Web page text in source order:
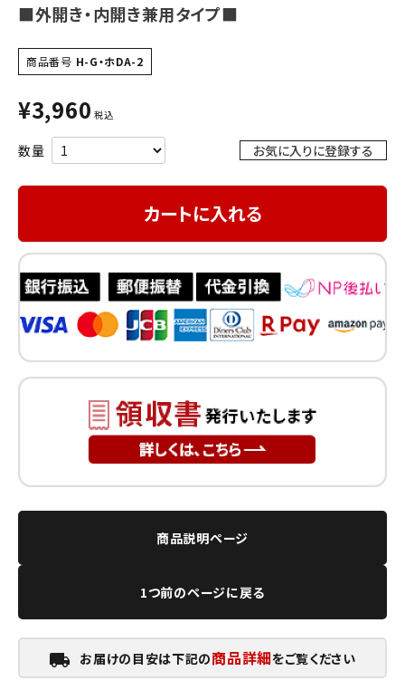
meeting_room ログイン person 会員登録
■外開き・内開き兼用タイプ■
商品番号 H-G・ホDA-2
¥3,960 税込
お気に入りに登録する
カートに入れる
商品説明ページ
1つ前のページに戻る
local_shipping お届けの目安は下記の商品詳細をご覧ください